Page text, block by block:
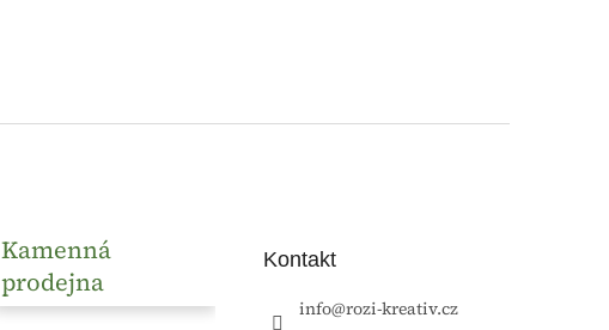
Kamenná
prodejna
Kontakt
info@rozi-kreativ.cz